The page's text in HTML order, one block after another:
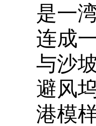
是一
连成
与沙
避风
港模